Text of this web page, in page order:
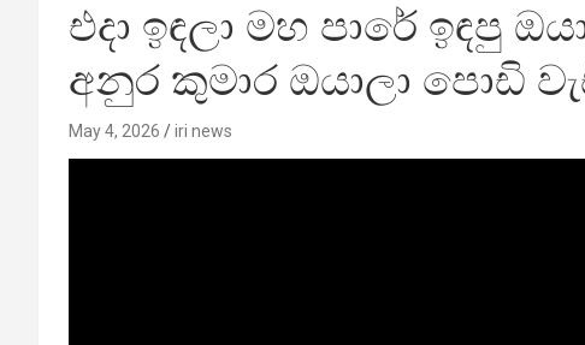
එදා ඉඳලා මහ පාරේ
අනුර කුමාර ඔයාලා පොඩි
May 4, 2026 iri news